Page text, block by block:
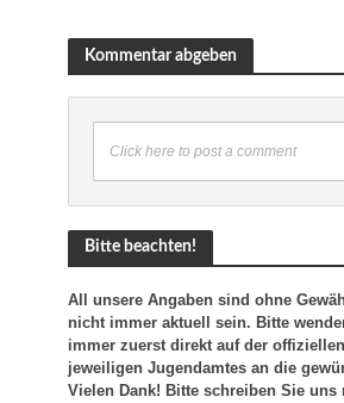
Kommentar abgeben
Click here to post a comment
Bitte beachten!
All unsere Angaben sind ohne
nicht immer aktuell sein. Bitte
immer zuerst direkt auf der
jeweiligen Jugendamtes an die
Vielen Dank! Bitte schreiben Sie uns